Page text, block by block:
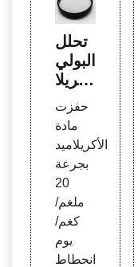
تحلل
البولي
أكريلا
ميد وا
نعكاس
اته عل
ى الن
ظم ال
بيئية |
npj C
lean
Wate
حفزت
مادة
الأكريلاميد
بجرعة
20
ملغم/
كغم/
يوم
انحطاط